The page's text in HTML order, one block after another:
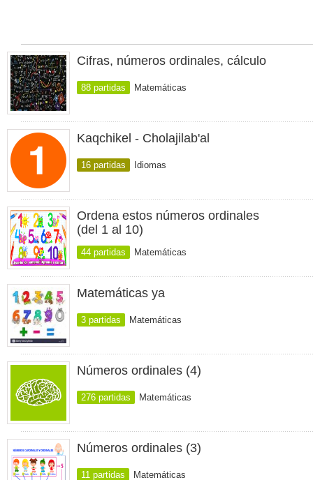
Cifras, números ordinales, cálculo
88 partidas Matemáticas
Kaqchikel - Cholajilab'al
16 partidas Idiomas
Ordena estos números ordinales
(del 1 al 10)
44 partidas Matemáticas
Matemáticas ya
3 partidas Matemáticas
Números ordinales (4)
276 partidas Matemáticas
Números ordinales (3)
11 partidas Matemáticas